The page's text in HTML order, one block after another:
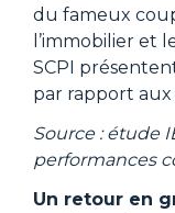
du fameux
l’immobilier et
SCPI
par rapport aux
Source : étude
performances
Un retour en